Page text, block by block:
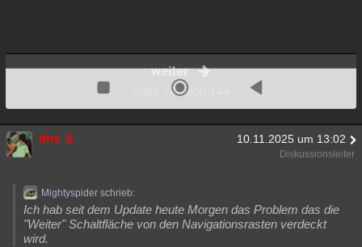
dns 10.11.2025 um 13:02
Diskussionsleiter
Mightyspider schrieb:
Ich hab seit dem Update heute Morgen das Problem das die
"Weiter" Schaltfläche von den Navigationsrasten verdeckt
wird.